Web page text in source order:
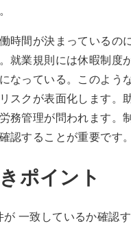
時間が決まっているの
就業規則には休暇制度
なっている。このよう
スクが表面化します。
務管理が問われます。
認することが重要です
ポイント
一致しているか確認